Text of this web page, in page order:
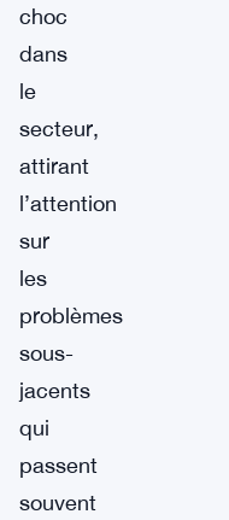
choc
dans
le
secteur,
attirant
l’attention
sur
les
problèmes
sous-
jacents
qui
passent
souvent